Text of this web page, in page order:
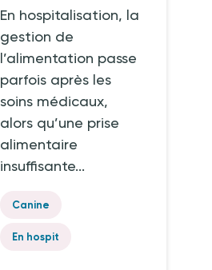
En hospitalisation, la
gestion de
l’alimentation passe
parfois après les
soins médicaux,
alors qu’une prise
alimentaire
insuffisante...
Canine
En hospit